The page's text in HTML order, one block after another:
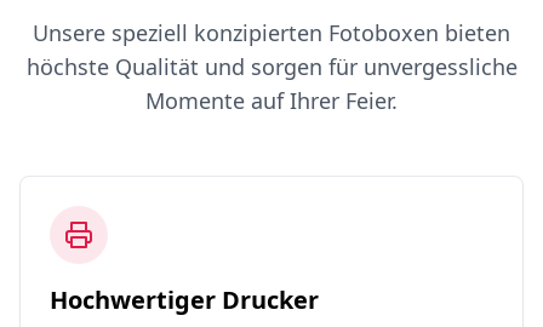
Unsere speziell konzipierten Fotoboxen bieten
höchste Qualität und sorgen für unvergessliche
Momente auf Ihrer Feier.
Hochwertiger Drucker